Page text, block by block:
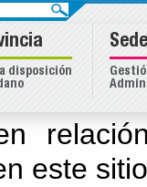
este sitio
en materia
disposición